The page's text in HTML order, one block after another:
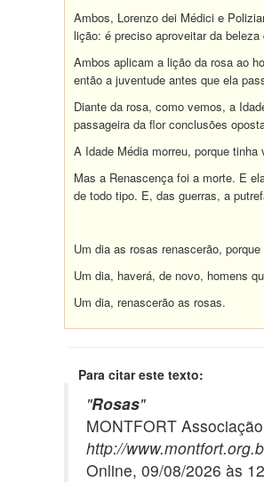
Ambos, Lorenzo dei Médici e
lição: é preciso aproveitar da
Ambos aplicam a lição da rosa ao
então a juventude antes que ela
Diante da rosa, como vemos, a
passageira da flor conclusões
A Idade Média morreu, porque
Mas a Renascença foi a morte. E
de todo tipo. E, das guerras, a
Um dia as rosas renascerão,
Um dia, haverá, de novo, homens
Um dia, renascerão as rosas.
Para citar este texto:
"Rosas"
MONTFORT
http://
Online, 09/08/2026 às